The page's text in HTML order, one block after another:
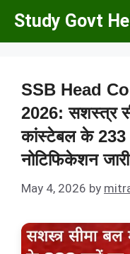
Skip
Study Govt
SSB Head
2026: सशस्त्र
कांस्टेबल के 233
नोटिफिकेशन जारी
May 4, 2026 by